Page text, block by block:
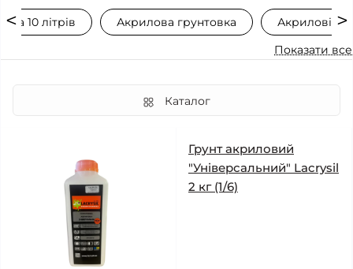
10 літрів Акрилова грунтовка
Акрилові
Показати все
Каталог
Грунт акриловий
"Універсальний" Lacrysil
2 кг (1/6)